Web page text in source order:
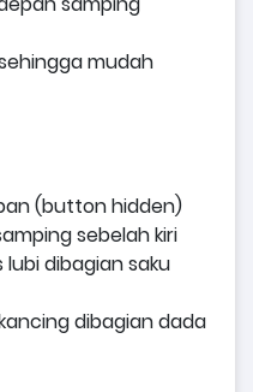
mudah
(button hidden)
sebelah kiri
dibagian saku
dibagian dada